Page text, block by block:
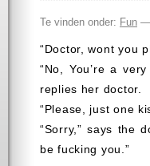
Te vinden onder: Fun —
“Doctor, wont you
“No, You’re a
replies her doctor.
“Please, just one
“Sorry,” says the
be fucking you.”